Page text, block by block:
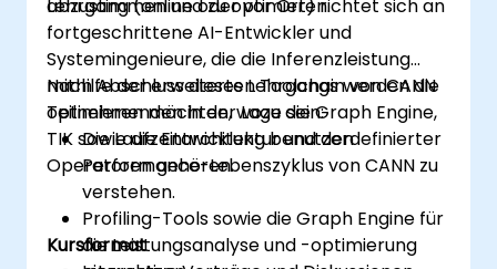
abzustimmen und zu optimieren.
Lehrgang (online oder vor Ort) richtet sich an
fortgeschrittene AI-Entwickler und
Systemingenieure, die die Inferenzleistung
mithilfe der erweiterten Toolchain von CANN
optimieren möchten, wozu die Graph Engine,
TIK sowie die Entwicklung benutzerdefinierter
Operatoren gehören.
Nach Abschluss dieses Lehrgangs werden die
Teilnehmenden in der Lage sein:
Die Laufzeitarchitektur und den
Performance-Lebenszyklus von CANN zu
verstehen.
Profiling-Tools sowie die Graph Engine für
die Leistungsanalyse und -optimierung
Kursformat